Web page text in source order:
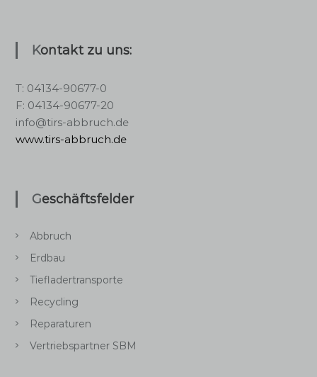
Kontakt zu uns:
T: 04134-90677-0
F: 04134-90677-20
info@tirs-abbruch.de
www.tirs-abbruch.de
Geschäftsfelder
Abbruch
Erdbau
Tiefladertransporte
Recycling
Reparaturen
Vertriebspartner SBM